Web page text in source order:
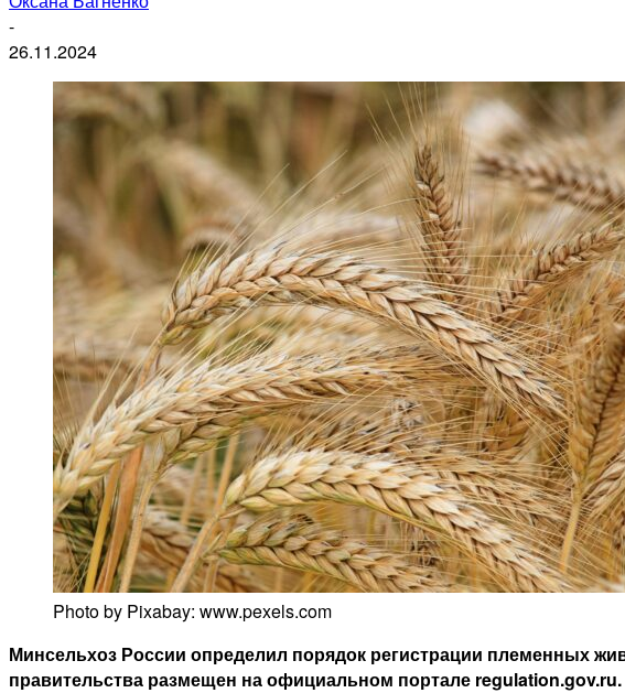
-
26.11.2024
Photo by Pixabay: www.pexels.com
Минсельхоз России определил порядок регистрации племенных
правительства размещен на официальном портале regulation.gov.ru.